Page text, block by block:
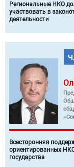
Региональные НКО
участвовать в
деятельности
Всесторонняя
ориентированных
государства